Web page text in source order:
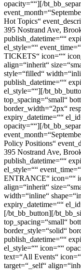
opacity=““][/
Hot Topics“
395 Nostrand Ave,
publish_datetime=““
el_style=““
TICKETS“ icon=““
align=“inherit“
style=“filled“
publish_datetime=““
el_style=““][/
top_spacing=“small“
border_width=“2px“
expiry_datetime=““
opacity=““][/
Policy Positions“
395 Nostrand Ave,
publish_datetime=““
el_style=““
ENTRANCE“ icon=““
align=“inherit“
width=“inline“
expiry_datetime=““
[/bt_bb_button][/
top_spacing=“small“
border_style=“solid“
publish_datetime=““
el_style=““ icon=““
text=“All Events“
target=“_self“